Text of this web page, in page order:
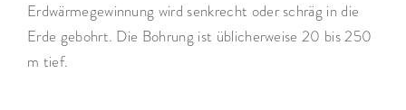
Erdwärmegewinnung wird senkrecht oder schräg ­in die
Erde gebohrt. Die Bohrung ist üblicherweise 20 bis 250
m tief.